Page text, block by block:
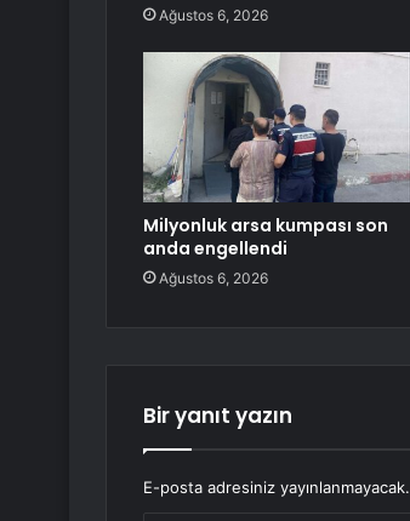
Ağustos 6, 2026
Milyonluk arsa kumpası son
anda engellendi
Ağustos 6, 2026
Bir yanıt yazın
E-posta adresiniz yayınlanmayacak.